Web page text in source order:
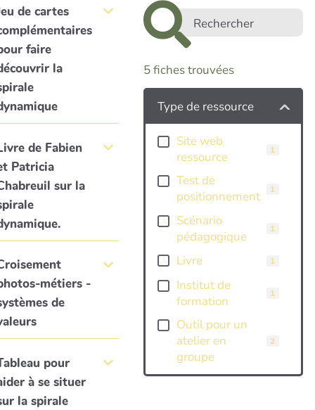
5fiches trouvées
Type de ressource
Site web
ressource
1
Test de
positionnement
1
Scénario
pédagogique
1
Livre 1
Institut de
formation
1
Outil pour un
atelier en
groupe
2
de cartes
faire
la
de Fabien
Patricia
sur la
métiers -
de
pour
à se situer
la spirale